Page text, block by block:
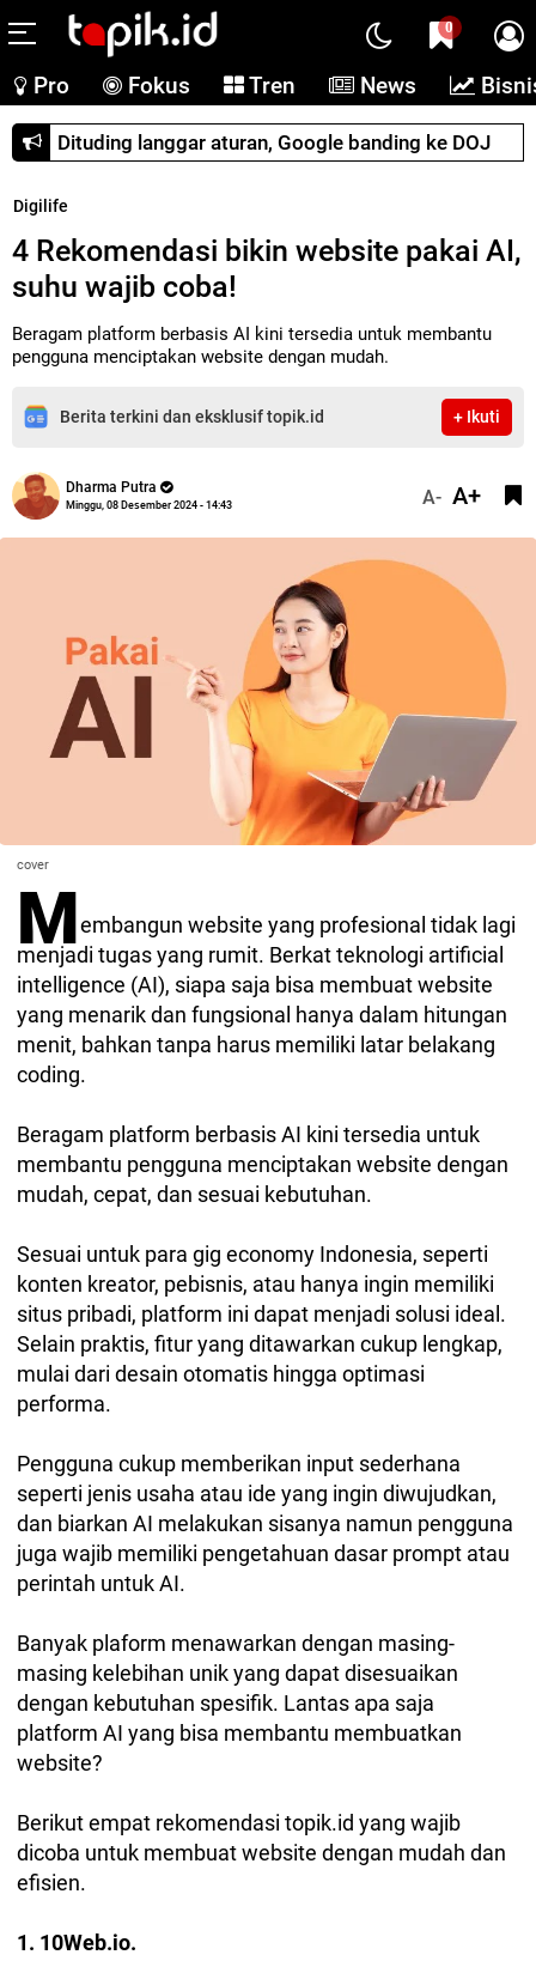
0
Pro Fokus Tren News
Dituding langgar aturan, Google banding ke DOJ
Digilife
4 Rekomendasi bikin website pakai AI,
suhu wajib coba!
Beragam platform berbasis AI kini tersedia untuk membantu
pengguna menciptakan website dengan mudah.
Berita terkini dan eksklusif topik.id + Ikuti
Dharma Putra
Minggu, 08 Desember 2024 - 14:43 A- A+
cover
Membangun website yang profesional tidak lagi
menjadi tugas yang rumit. Berkat teknologi artificial
intelligence (AI), siapa saja bisa membuat website
yang menarik dan fungsional hanya dalam hitungan
menit, bahkan tanpa harus memiliki latar belakang
coding.
Beragam platform berbasis AI kini tersedia untuk
membantu pengguna menciptakan website dengan
mudah, cepat, dan sesuai kebutuhan.
Sesuai untuk para gig economy Indonesia, seperti
konten kreator, pebisnis, atau hanya ingin memiliki
situs pribadi, platform ini dapat menjadi solusi ideal.
Selain praktis, fitur yang ditawarkan cukup lengkap,
mulai dari desain otomatis hingga optimasi
performa.
Pengguna cukup memberikan input sederhana
seperti jenis usaha atau ide yang ingin diwujudkan,
dan biarkan AI melakukan sisanya namun pengguna
juga wajib memiliki pengetahuan dasar prompt atau
perintah untuk AI.
Banyak plaform menawarkan dengan masing-
masing kelebihan unik yang dapat disesuaikan
dengan kebutuhan spesifik. Lantas apa saja
platform AI yang bisa membantu membuatkan
website?
Berikut empat rekomendasi topik.id yang wajib
dicoba untuk membuat website dengan mudah dan
efisien.
1. 10Web.io.